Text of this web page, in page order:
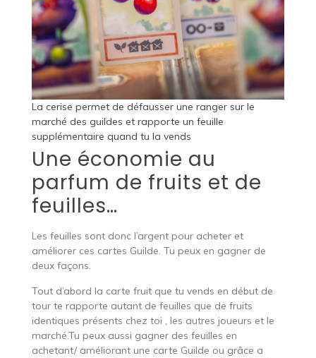
La cerise permet de défausser une ranger sur le
marché des guildes et rapporte un feuille
supplémentaire quand tu la vends
Une économie au
parfum de fruits et de
feuilles…
Les feuilles sont donc l’argent pour acheter et
améliorer ces cartes Guilde. Tu peux en gagner de
deux façons.
Tout d’abord la carte fruit que tu vends en début de
tour te rapporte autant de feuilles que de fruits
identiques présents chez toi , les autres joueurs et le
marché.Tu peux aussi gagner des feuilles en
achetant/ améliorant une carte Guilde ou grâce a